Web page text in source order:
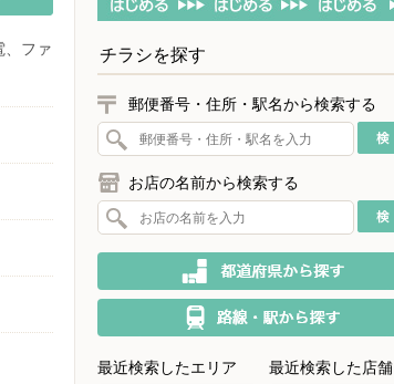
、ファ
チラシを探す
郵便番号・住所・駅名から検索する
お店の名前から検索する
最近検索したエリア 最近検索した店舗